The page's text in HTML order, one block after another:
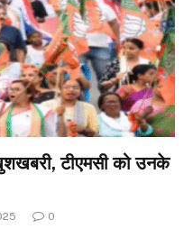
टीएमसी को उनके
0